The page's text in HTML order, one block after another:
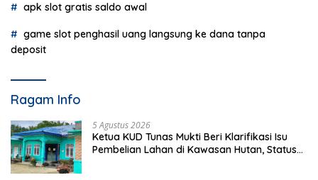
apk slot gratis saldo awal
game slot penghasil uang langsung ke dana tanpa
deposit
Ragam Info
5 Agustus 2026
Ketua KUD Tunas Mukti Beri Klarifikasi Isu
Pembelian Lahan di Kawasan Hutan, Status